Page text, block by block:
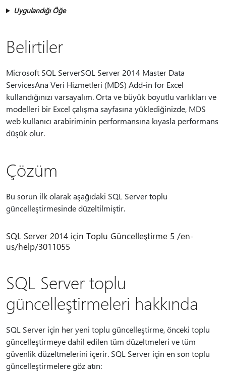
Uygulandığı Öğe
Belirtiler
Microsoft SQL ServerSQL Server 2014 Master Data
ServicesAna Veri Hizmetleri (MDS) Add-in for Excel
kullandığınızı varsayalım. Orta ve büyük boyutlu varlıkları ve
modelleri bir Excel çalışma sayfasına yüklediğinizde, MDS
web kullanıcı arabiriminin performansına kıyasla performans
düşük olur.
Çözüm
Bu sorun ilk olarak aşağıdaki SQL Server toplu
güncelleştirmesinde düzeltilmiştir.
SQL Server 2014 için Toplu Güncelleştirme 5 /en-
us/help/3011055
SQL Server toplu
güncelleştirmeleri hakkında
SQL Server için her yeni toplu güncelleştirme, önceki toplu
güncelleştirmeye dahil edilen tüm düzeltmeleri ve tüm
güvenlik düzeltmelerini içerir. SQL Server için en son toplu
güncelleştirmelere göz atın: